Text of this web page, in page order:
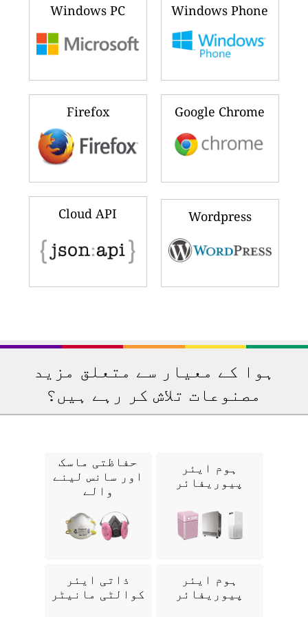
Windows Phone
Windows PC
Google Chrome
Firefox
Wordpress
Cloud API
ہوا کے معیار سے متعلق مزید
مصنوعات تلاش کر رہے ہیں؟
ہوم ایئر
پیوریفائر
حفاظتی ماسک
اور سانس لینے
والے
ہوم ایئر
پیوریفائر
ذاتی ایئر
کوالٹی مانیٹر